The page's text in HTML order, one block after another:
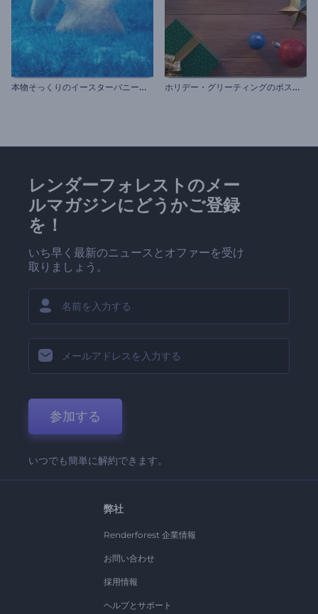
本
物そっくりのイースターバニーのオープニング動画 ホ
リデー・グリーティングのポストカード
レンダーフォレストのメー
ルマガジンにどうかご登録
を！
いち早く最新のニュースとオファーを受け
取りましょう。
参加する
いつでも簡単に解約できます。
弊社
Renderforest 企業情報
お問い合わせ
採用情報
ヘルプとサポート